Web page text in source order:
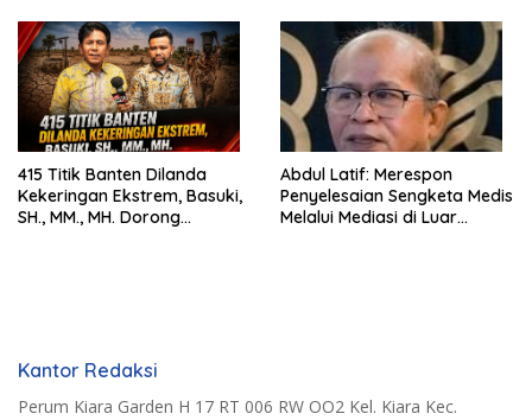
Pemerintah
415 Titik Banten Dilanda
Kekeringan Ekstrem, Basuki,
SH., MM., MH. Dorong
Abdul Latif: Merespon
Penyelesaian Sengketa Medis
Melalui Mediasi di Luar
Kantor Redaksi
Perum Kiara Garden H 17 RT 006 RW OO2 Kel. Kiara Kec.